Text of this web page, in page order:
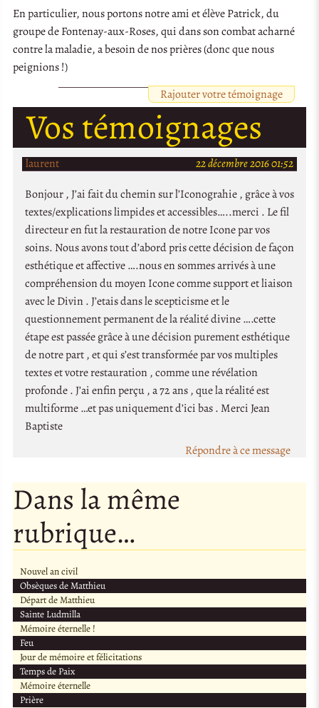
En particulier, nous portons notre ami et élève Patrick, du
groupe de Fontenay-aux-Roses, qui dans son combat acharné
contre la maladie, a besoin de nos prières (donc que nous
peignions !)
Rajouter votre témoignage
Vos témoignages
laurent
22 décembre 2016 01:52
Bonjour , J’ai fait du chemin sur l’Iconograhie , grâce à vos
textes/explications limpides et accessibles…..merci . Le fil
directeur en fut la restauration de notre Icone par vos
soins. Nous avons tout d’abord pris cette décision de façon
esthétique et affective ….nous en sommes arrivés à une
compréhension du moyen Icone comme support et liaison
avec le Divin . J’etais dans le scepticisme et le
questionnement permanent de la réalité divine ….cette
étape est passée grâce à une décision purement esthétique
de notre part , et qui s’est transformée par vos multiples
textes et votre restauration , comme une révélation
profonde . J’ai enfin perçu , a 72 ans , que la réalité est
multiforme …et pas uniquement d’ici bas . Merci Jean
Baptiste
Répondre à ce message
Dans la même
rubrique…
Nouvel an civil
Obsèques de Matthieu
Départ de Matthieu
Sainte Ludmilla
Mémoire éternelle !
Feu
Jour de mémoire et félicitations
Temps de Paix
Mémoire éternelle
Prière